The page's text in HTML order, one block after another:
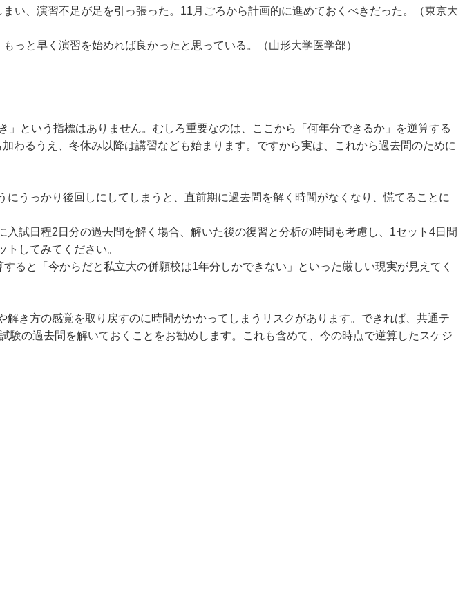
い、演習不足が足を引っ張った。11月ごろから計画的に進めておくべきだった。（東京大
っと早く演習を始めれば良かったと思っている。（山形大学医学部）
という指標はありません。むしろ重要なのは、ここから「何年分できるか」を逆算する
わるうえ、冬休み以降は講習なども始まります。ですから実は、これから過去問のために
うっかり後回しにしてしまうと、直前期に過去問を解く時間がなくなり、慌てることに
入試日程2日分の過去問を解く場合、解いた後の復習と分析の時間も考慮し、1セット4日間
してみてください。
と「今からだと私立大の併願校は1年分しかできない」といった厳しい現実が見えてく
き方の感覚を取り戻すのに時間がかかってしまうリスクがあります。できれば、共通テ
の過去問を解いておくことをお勧めします。これも含めて、今の時点で逆算したスケジ